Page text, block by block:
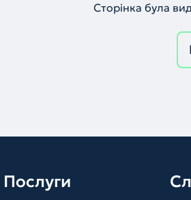
Сторінка була
Послуги